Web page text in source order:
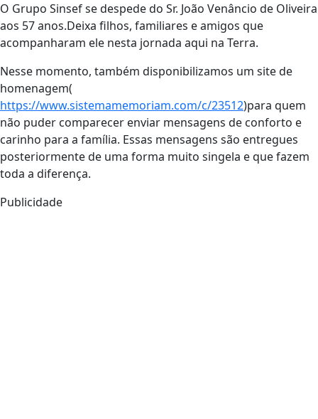
O Grupo Sinsef se despede do Sr. João Venâncio de Oliveira
aos 57 anos.Deixa filhos, familiares e amigos que
acompanharam ele nesta jornada aqui na Terra.
Nesse momento, também disponibilizamos um site de
homenagem(
https://www.sistemamemoriam.com/c/23512)para quem
não puder comparecer enviar mensagens de conforto e
carinho para a família. Essas mensagens são entregues
posteriormente de uma forma muito singela e que fazem
toda a diferença.
Publicidade